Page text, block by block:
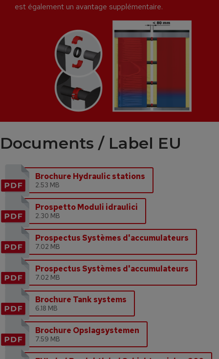
est également un avantage supplémentaire.
Documents / Label EU
Brochure Hydraulic stations
2.53 MB
Prospetto Moduli idraulici
2.30 MB
Prospectus Systèmes d'accumulateurs
7.02 MB
Prospectus Systèmes d'accumulateurs
7.02 MB
Brochure Tank systems
6.18 MB
Brochure Opslagsystemen
7.59 MB